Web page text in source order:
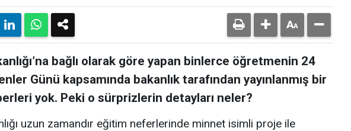
bağlı olarak göre yapan binlerce öğretmenin 24
Günü kapsamında bakanlık tarafından yayınlanmış bir
yok. Peki o sürprizlerin detayları neler?
uzun zamandır eğitim neferlerinde minnet isimli proje ile